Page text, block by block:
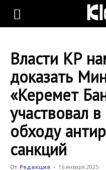
KLOOP.KG
Новости
Кыргызстана
Власти КР
доказать
«Керемет
участвовал
обходу
санкций
От Редакция - 16 января 2025